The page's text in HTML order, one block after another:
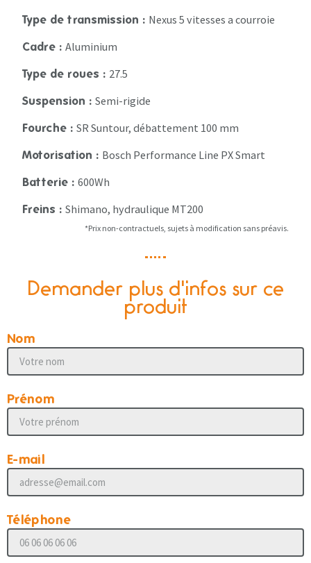
Type de transmission : Nexus 5 vitesses a courroie
Cadre : Aluminium
Type de roues : 27.5
Suspension : Semi-rigide
Fourche : SR Suntour, débattement 100 mm
Motorisation : Bosch Performance Line PX Smart
Batterie : 600Wh
Freins : Shimano, hydraulique MT200
*Prix non-contractuels, sujets à modification sans préavis.
Demander plus d'infos sur ce
produit
Nom
Prénom
E-mail
Téléphone